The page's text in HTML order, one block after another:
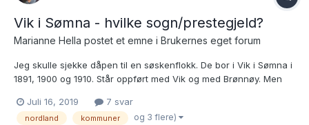
Vik i Sømna - hvilke sogn/prestegjeld?
Marianne Hella postet et emne i Brukernes eget forum
Jeg skulle sjekke dåpen til en søskenflokk. De bor i Vik i Sømna i
1891, 1900 og 1910. Står oppført med Vik og med Brønnøy. Men
Bindal. Noen tips til andre navn på disse kirkebøkene?
Juli 16, 2019 7 svar
nordland kommuner og 3 flere)